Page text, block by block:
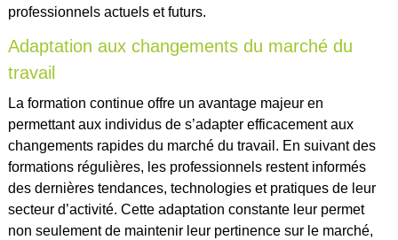
professionnels actuels et futurs.
Adaptation aux changements du marché du
travail
La formation continue offre un avantage majeur en
permettant aux individus de s’adapter efficacement aux
changements rapides du marché du travail. En suivant des
formations régulières, les professionnels restent informés
des dernières tendances, technologies et pratiques de leur
secteur d’activité. Cette adaptation constante leur permet
non seulement de maintenir leur pertinence sur le marché,